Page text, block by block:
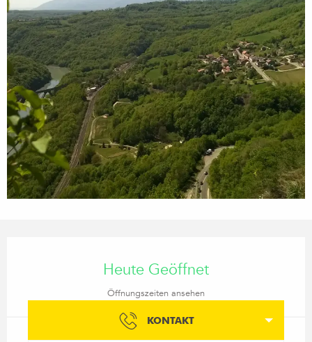
Heute Geöffnet
Öffnungszeiten ansehen
KONTAKT